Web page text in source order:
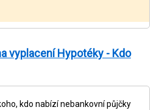
vyplacení Hypotéky - Kdo
kdo nabízí nebankovní půjčky